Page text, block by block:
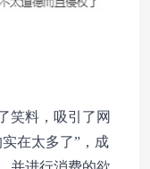
笑料，吸引了网
在太多了”，成